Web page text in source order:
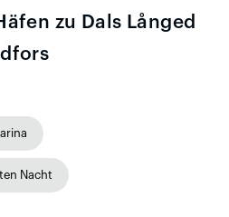
zu Dals Långed
Nacht